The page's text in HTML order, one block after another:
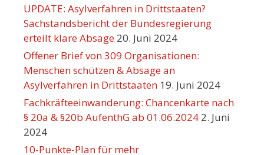
UPDATE: Asylverfahren in Drittstaaten?
Sachstandsbericht der Bundesregierung
erteilt klare Absage 20. Juni 2024
Offener Brief von 309 Organisationen:
Menschen schützen & Absage an
Asylverfahren in Drittstaaten 19. Juni 2024
Fachkräfteeinwanderung: Chancenkarte nach
§ 20a & §20b AufenthG ab 01.06.2024 2. Juni
2024
10-Punkte-Plan für mehr